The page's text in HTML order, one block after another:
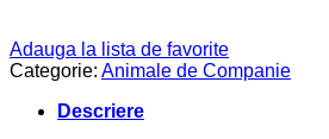
Adauga la lista de favorite
Categorie: Animale de Companie
Descriere